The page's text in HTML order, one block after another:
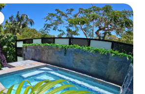
イスです。